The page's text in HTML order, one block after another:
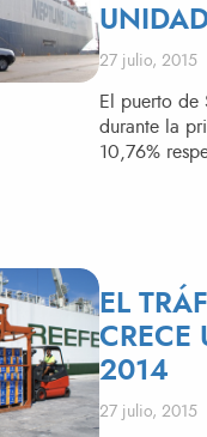
Publicado el
27 julio, 2015
​El puerto de
durante la
10,76%
EL
CRECE
2014
Publicado el
27 julio, 2015